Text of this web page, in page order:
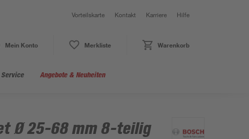
Vorteilskarte Kontakt Karriere Hilfe
Mein Konto Merkliste Warenkorb
Service Angebote & Neuheiten
Ø 25-68 mm 8-teilig